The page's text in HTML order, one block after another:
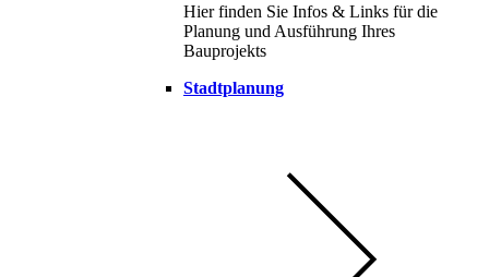
Hier finden Sie Infos & Links für die
Planung und Ausführung Ihres
Bauprojekts
Stadtplanung